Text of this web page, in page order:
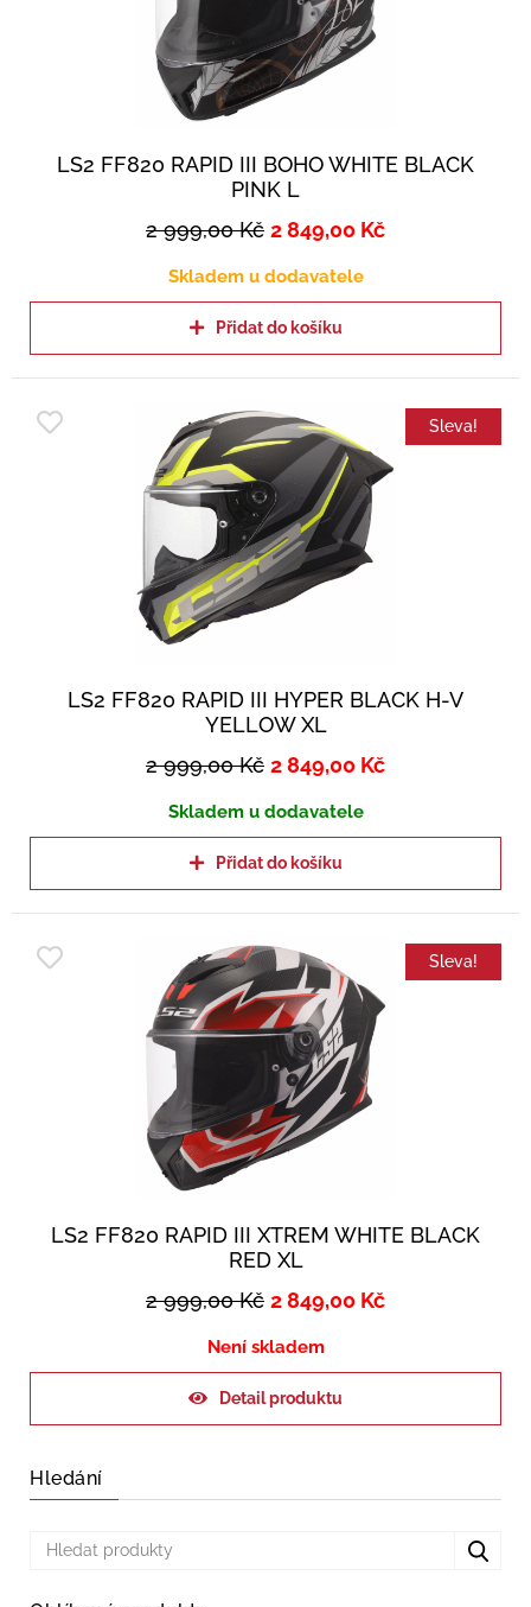
LS2 FF820 RAPID III BOHO WHITE BLACK
PINK L
2 999,00Kč 2 849,00 Kč
Skladem u dodavatele
Přidat do košíku
Sleva!
LS2 FF820 RAPID III HYPER BLACK H-V
YELLOW XL
2 999,00Kč 2 849,00 Kč
Skladem u dodavatele
Přidat do košíku
Sleva!
LS2 FF820 RAPID III XTREM WHITE BLACK
RED XL
2 999,00Kč 2 849,00 Kč
Není skladem
Detail produktu
Hledání